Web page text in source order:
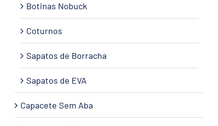
Botinas Nobuck
Coturnos
Sapatos de Borracha
Sapatos de EVA
Capacete Sem Aba